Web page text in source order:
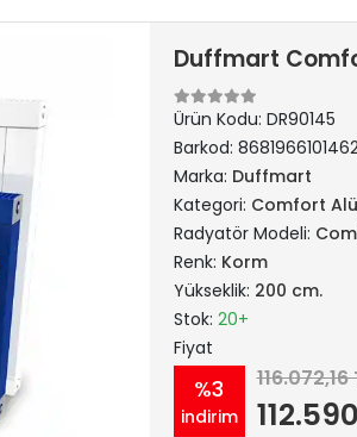
Duffmart
Ürün Kodu: DR90145
Barkod:
Marka: Duffmart
Kategori: Comfort
Radyatör Modeli:
Renk: Korm
Yükseklik: 200 cm.
Stok: 20+
Fiyat
%3
indirim
116.072,16